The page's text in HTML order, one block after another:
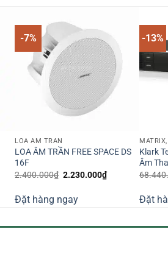
-7%
LOA ÂM TRẦN
LOA ÂM TRẦN FREE SPACE DS
16F
2.400.000₫ Giá
2.400.000₫.
2.230.000₫Giá
hiện
Đặt hàng ngay
-13%
Klark
Âm
Đặt